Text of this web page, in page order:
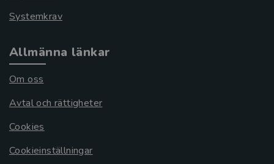
Systemkrav
Allmänna länkar
Om oss
Avtal och rättigheter
Cookies
Cookieinställningar